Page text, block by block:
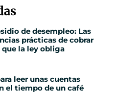
de desempleo: Las
prácticas de cobrar
que la ley obliga
leer unas cuentas
el tiempo de un café